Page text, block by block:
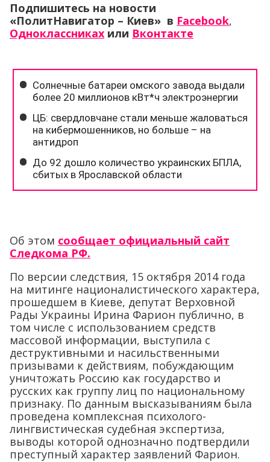
Подпишитесь на новости
«ПолитНавигатор – Киев» в Facebook,
Одноклассниках или Вконтакте
Об этом сообщает официальный сайт
Следкома РФ.
По версии следствия, 15 октября 2014 года
на митинге националистического характера,
прошедшем в Киеве, депутат Верховной
Рады Украины Ирина Фарион публично, в
том числе с использованием средств
массовой информации, выступила с
деструктивными и насильственными
призывами к действиям, побуждающим
уничтожать Россию как государство и
русских как группу лиц по национальному
признаку. По данным высказываниям была
проведена комплексная психолого-
лингвистическая судебная экспертиза,
выводы которой однозначно подтвердили
преступный характер заявлений Фарион.